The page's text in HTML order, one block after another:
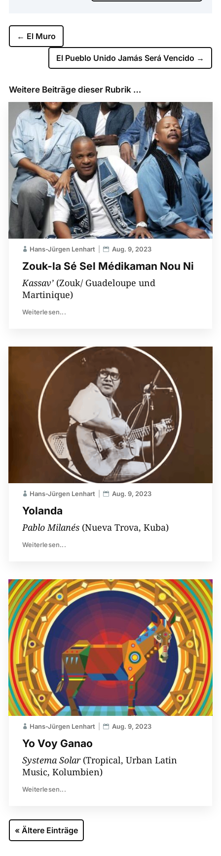
← El Muro
El Pueblo Unido Jamás Será Vencido →
Weitere Beiträge dieser Rubrik …
Zouk-la Sé Sel Médikaman Nou Ni
Hans-Jürgen Lenhart Aug. 9, 2023
Kassav’ (Zouk/ Guadeloupe und
Martinique)
Weiterlesen...
Yolanda
Hans-Jürgen Lenhart Aug. 9, 2023
Pablo Milanés (Nueva Trova, Kuba)
Weiterlesen...
Yo Voy Ganao
Hans-Jürgen Lenhart Aug. 9, 2023
Systema Solar (Tropical, Urban Latin
Music, Kolumbien)
Weiterlesen...
« Ältere Einträge